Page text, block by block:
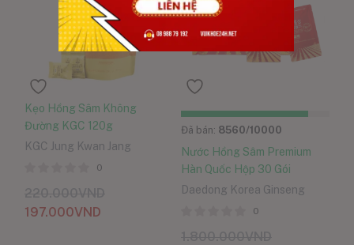
Kẹo Hồng Sâm Không
Đường KGC 120g
KGC Jung Kwan Jang
0
197.000VND
Đã bán: 8560/10000
Nước Hồng Sâm Premium
Hàn Quốc Hộp 30 Gói
Daedong Korea Ginseng
0